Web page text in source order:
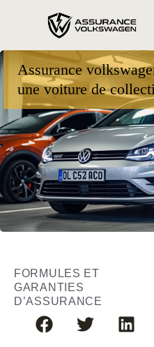
Assurance
une voiture de
FORMULES ET
GARANTIES
D’ASSURANCE